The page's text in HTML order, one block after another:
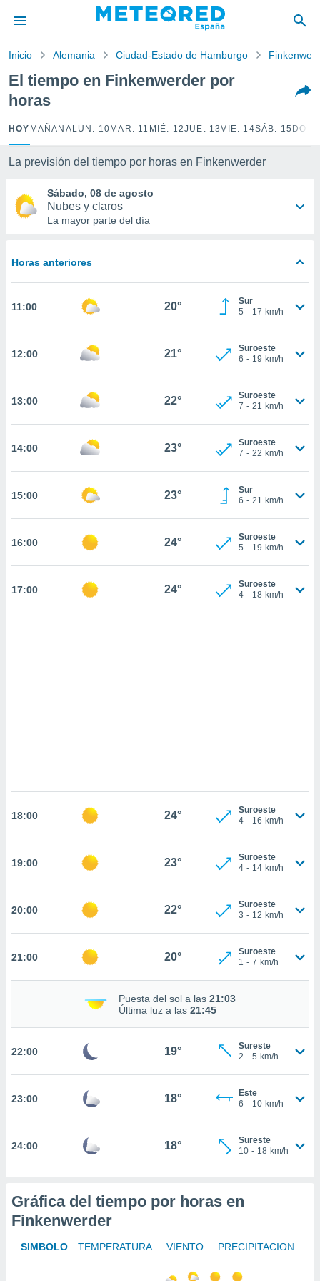
por
para
la
calidad.
a este
las
y
forma
basada
permite
coste.
botón
a la
todas
ya sean
nos
en
perfil
y
de
En
de que
el sitio
para
ni para
aunque
acceder a
web a
CONTINUAR
Inicio Alemania Ciudad-Estado de Hamburgo
El tiempo en Finkenwerder por
horas
HOY MAÑANA LUN. 10 MAR. 11 MIÉ. 12JUE. 13VIE. 14SÁB. 15
La previsión del tiempo por horas en Finkenwerder
Sábado, 08 de agosto
Nubes y claros
La mayor parte del día
Horas anteriores
11:00 20°
Sur
5 - 17 km/h
12:00 21°
Suroeste
6 - 19 km/h
13:00 22°
Suroeste
7 - 21 km/h
14:00 23°
Suroeste
7 - 22 km/h
15:00 23°
Sur
6 - 21 km/h
16:00 24°
Suroeste
5 - 19 km/h
17:00 24°
Suroeste
4 - 18 km/h
18:00 24°
Suroeste
4 - 16 km/h
19:00 23°
Suroeste
4 - 14 km/h
20:00 22°
Suroeste
3 - 12 km/h
21:00 20°
Suroeste
1 - 7 km/h
Puesta del sol a las 21:03
Última luz a las 21:45
22:00 19°
Sureste
2 - 5 km/h
23:00 18°
Este
6 - 10 km/h
24:00 18°
Sureste
10 - 18 km/h
Gráfica del tiempo por horas en
Finkenwerder
SÍMBOLO TEMPERATURA VIENTO PRECIPITACIÓN